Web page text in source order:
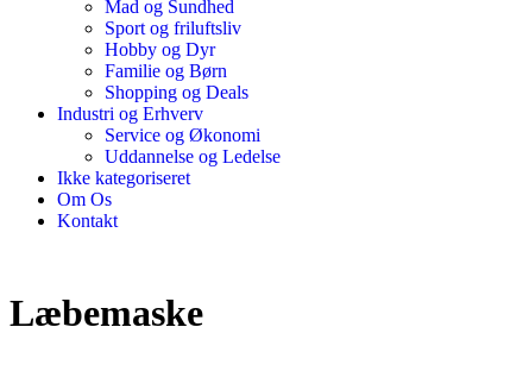
Mad og Sundhed
Sport og friluftsliv
Hobby og Dyr
Familie og Børn
Shopping og Deals
Industri og Erhverv
Service og Økonomi
Uddannelse og Ledelse
Ikke kategoriseret
Om Os
Kontakt
Læbemaske